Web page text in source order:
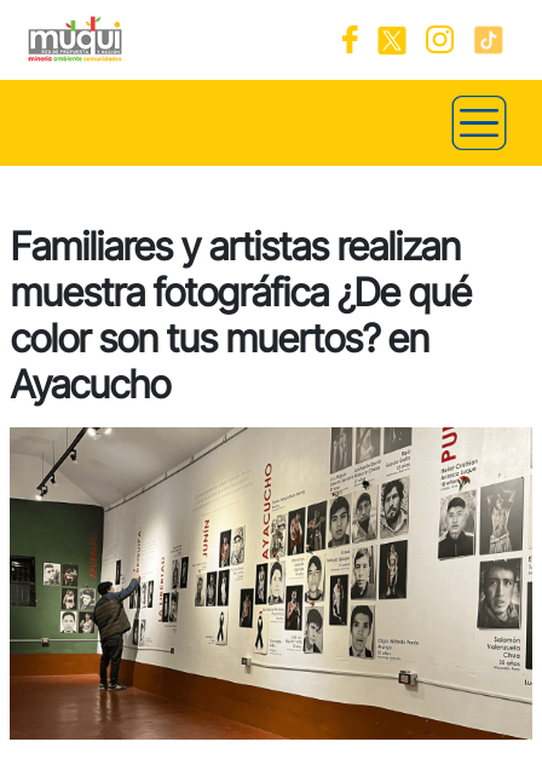
Familiares y artistas realizan
muestra fotográfica ¿De qué
color son tus muertos? en
Ayacucho